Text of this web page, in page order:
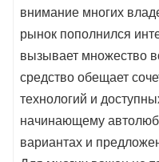
внимание многих
рынок пополнился
вызывает множество
средство обещает
технологий и
начинающему
вариантах и